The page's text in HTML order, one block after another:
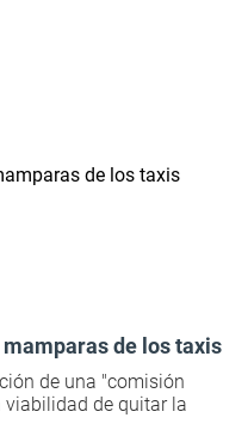
de los taxis
de una "comisión
de quitar la